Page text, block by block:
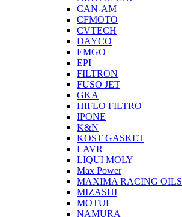
CAN-AM
CFMOTO
CVTECH
DAYCO
EMGO
EPI
FILTRON
FUSO JET
GKA
HIFLO FILTRO
IPONE
K&N
KOST GASKET
LAVR
LIQUI MOLY
Max Power
MAXIMA RACING OILS
MIZASHI
MOTUL
NAMURA